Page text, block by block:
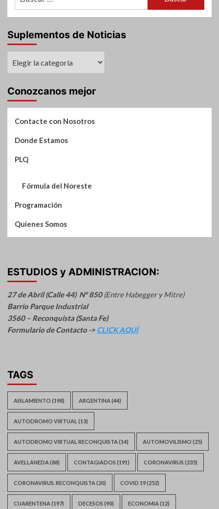
Suplementos de Noticias
Conozcanos mejor
Contacte con Nosotros
Donde Estamos
PLQ
Fórmula del Noreste
Programación
Quienes Somos
ESTUDIOS y ADMINISTRACION:
27 de Abril (Calle 44) N° 850(Entre Habegger y Mitre)
Barrio Parque Industrial
3560 – Reconquista (Santa Fe)
Formulario de Contacto -> CLICK AQUÍ
TAGS
AISLAMIENTO (198) ARGENTINA (44)
AUTODROMO VIRTUAL (13)
AUTODROMO VIRTUAL RECONQUISTA (14) AUTOMOVILISMO (25)
AVELLANEDA (88) CONTAGIADOS (191) CORONAVIRUS (235)
CORONAVIRUS. RECONQUISTA (20) COVID 19(252)
CUARENTENA (197) DECESOS (90) ECONOMIA (12)